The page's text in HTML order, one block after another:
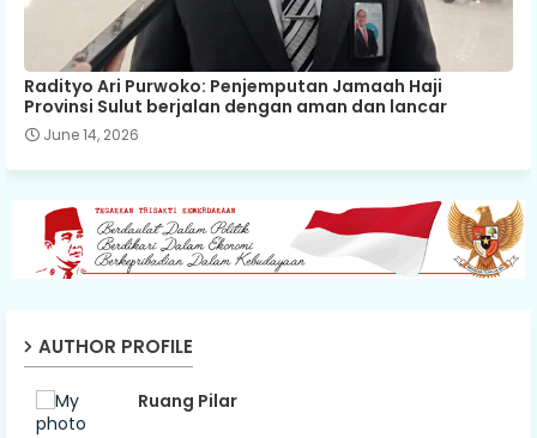
Radityo Ari Purwoko: Penjemputan Jamaah Haji
Provinsi Sulut berjalan dengan aman dan lancar
June 14, 2026
AUTHOR PROFILE
Ruang Pilar